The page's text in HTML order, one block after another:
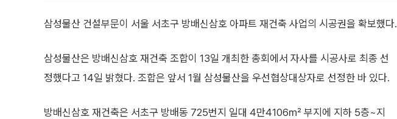
삼성물산 건설부문이 서울 서초구 방배신삼호 아파트 재건축 사업의 시공권을 확보했다.
삼성물산은 방배신삼호 재건축 조합이 13일 개최한 총회에서 자사를 시공사로 최종 선
정했다고 14일 밝혔다. 조합은 앞서 1월 삼성물산을 우선협상대상자로 선정한 바 있다.
방배신삼호 재건축은 서초구 방배동 725번지 일대 4만4106㎡ 부지에 지하 5층~지